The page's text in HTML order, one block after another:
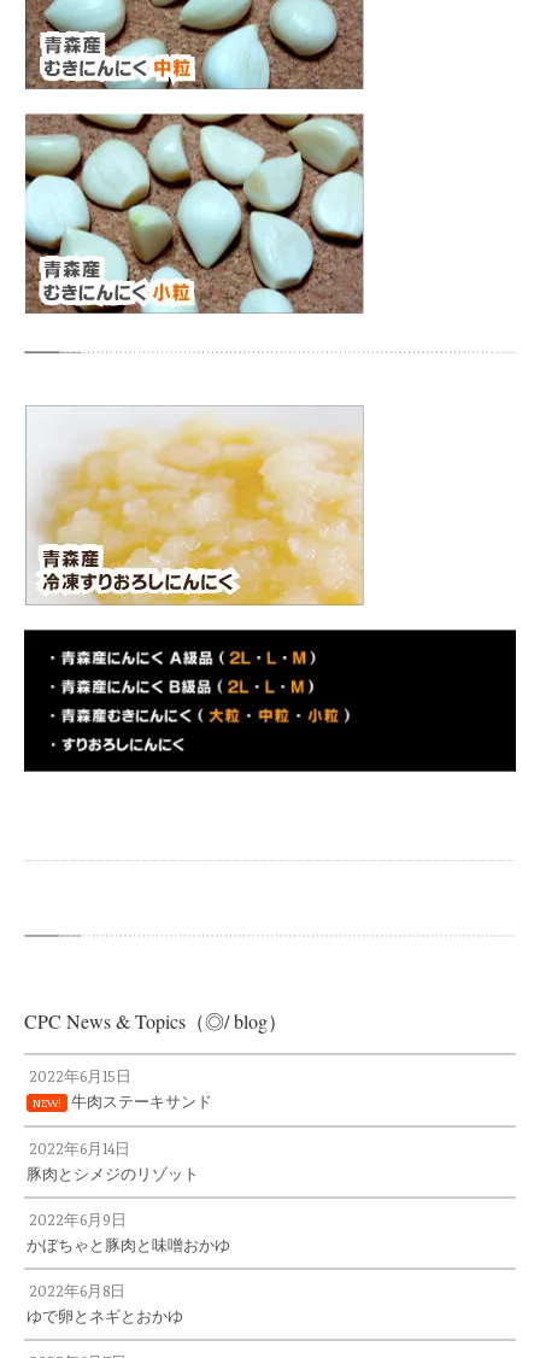
CPC News & Topics（◎/ blog）
2022年6月15日
NEW! 牛肉ステーキサンド
2022年6月14日
豚肉とシメジのリゾット
2022年6月9日
かぼちゃと豚肉と味噌おかゆ
2022年6月8日
ゆで卵とネギとおかゆ